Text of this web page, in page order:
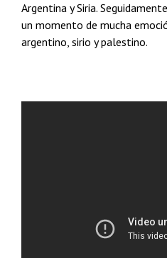
Argentina y Siria.
un momento de mucha
argentino, sirio y palestino.